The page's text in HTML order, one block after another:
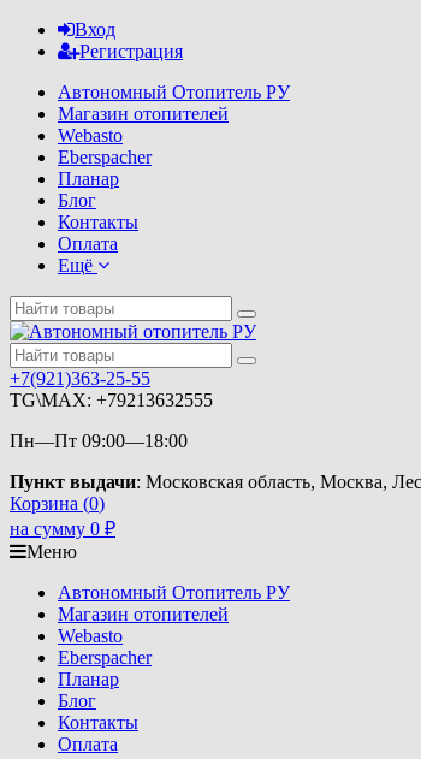
Вход
Регистрация
Автономный Отопитель РУ
Магазин отопителей
Webasto
Eberspacher
Планар
Блог
Контакты
Оплата
Ещё
+7(921)363-25-55
TG\MAX: +79213632555
Пн—Пт 09:00—18:00
Пункт выдачи: Московская область, Москва,
Корзина (0)
на сумму 0 ₽
Меню
Автономный Отопитель РУ
Магазин отопителей
Webasto
Eberspacher
Планар
Блог
Контакты
Оплата